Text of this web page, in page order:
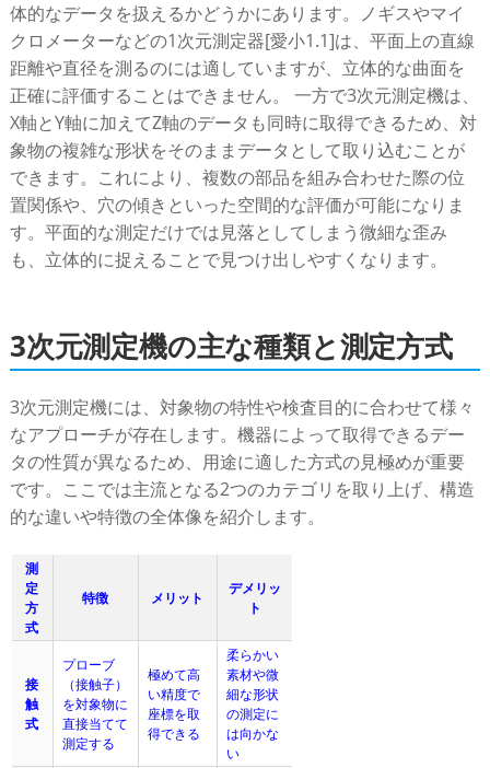
体的なデータを扱えるかどうかにあります。ノギスやマイ
クロメーターなどの1次元測定器[愛小1.1]は、平面上の直線
距離や直径を測るのには適していますが、立体的な曲面を
正確に評価することはできません。 一方で3次元測定機は、
X軸とY軸に加えてZ軸のデータも同時に取得できるため、対
象物の複雑な形状をそのままデータとして取り込むことが
できます。これにより、複数の部品を組み合わせた際の位
置関係や、穴の傾きといった空間的な評価が可能になりま
す。平面的な測定だけでは見落としてしまう微細な歪み
も、立体的に捉えることで見つけ出しやすくなります。
3次元測定機の主な種類と測定方式
3次元測定機には、対象物の特性や検査目的に合わせて様々
なアプローチが存在します。機器によって取得できるデー
タの性質が異なるため、用途に適した方式の見極めが重要
です。ここでは主流となる2つのカテゴリを取り上げ、構造
的な違いや特徴の全体像を紹介します。
測
定
方
式
特徴 メリット
デメリッ
ト
接
触
式
プローブ
（接触子）
を対象物に
直接当てて
測定する
極めて高
い精度で
座標を取
得できる
柔らかい
素材や微
細な形状
の測定に
は向かな
い